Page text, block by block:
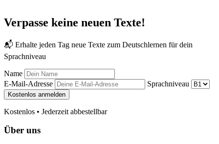
Verpasse keine neuen Texte!
📬 Erhalte jeden Tag neue Texte zum Deutschlernen für dein
Sprachniveau
Name
E-Mail-Adresse
Sprachniveau
Kostenlos anmelden
Kostenlos • Jederzeit abbestellbar
Über uns